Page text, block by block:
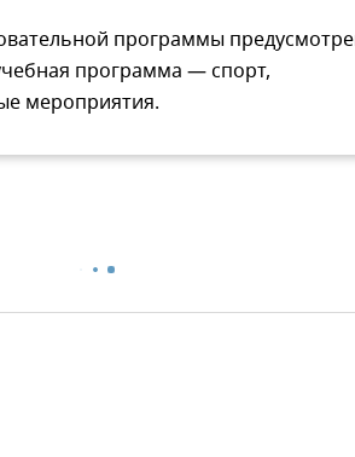
программы
программа — спорт,
мероприятия.